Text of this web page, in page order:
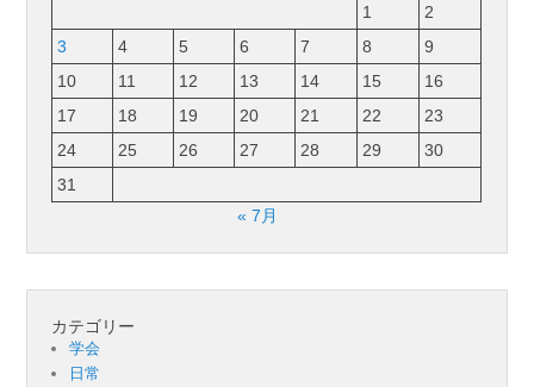
1
2
3
4 5 6 7 8
9
10
11 12 13 14 15
16
17
18 19 20 21 22
23
24
25 26 27 28 29
30
31
« 7月
カテゴリー
学会
日常